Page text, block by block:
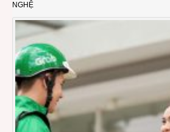
NGHỆ